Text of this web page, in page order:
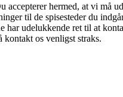
hermed, at vi må
til de spisesteder du
udelukkende ret til at
kontakt os venligst straks.